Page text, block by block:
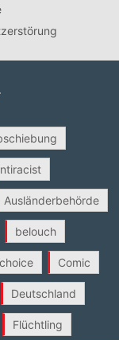
Ausländerbehörde
belouch
choice Comic
Deutschland
Flüchtling